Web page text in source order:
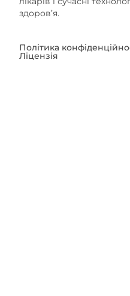
здоров’я.
Політика
Ліцензія